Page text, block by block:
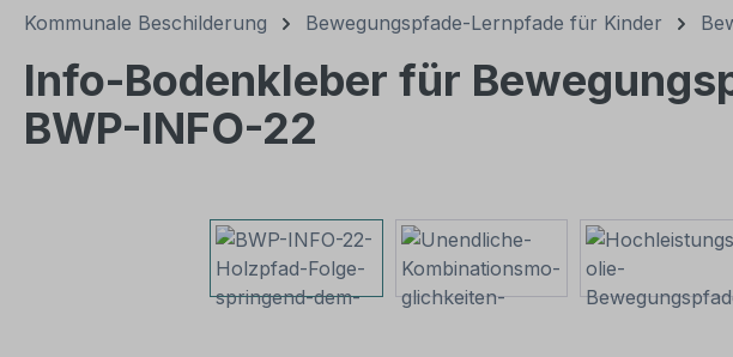
Kommunale Beschilderung Bewegungspfade-Lernpfade für Kinder
Info-Bodenkleber für
BWP-INFO-22
Bildergalerie überspringen